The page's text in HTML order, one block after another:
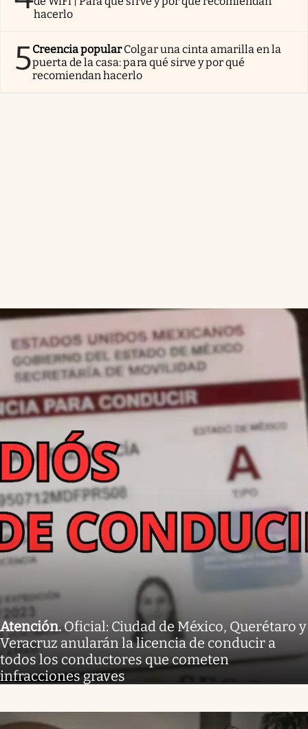
hacerlo
5Creencia popularColgar una cinta amarilla en la
puerta de la casa: para qué sirve y por qué
recomiendan hacerlo
Atención.Oficial: Ciudad de México, Querétaro y
Veracruz anularán la licencia de conducir a
todos los conductores que cometen
infracciones graves